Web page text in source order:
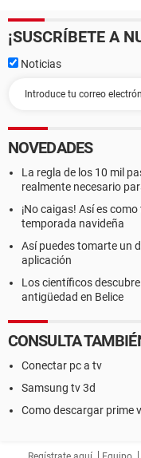
¡SUSCRÍBETE A
Noticias
NOVEDADES
La regla de los 10 mil
realmente necesario
¡No caigas! Así es
temporada navideña
Así puedes tomarte un
aplicación
Los científicos
antigüedad en Belice
CONSULTA
Conectar pc a tv
Samsung tv 3d
Como descargar prime